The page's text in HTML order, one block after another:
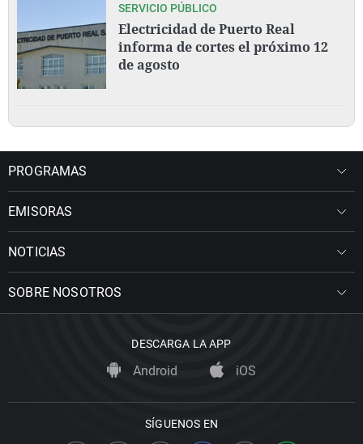
SERVICIO PÚBLICO
Electricidad de Puerto Real
informa de cortes el próximo 12
de agosto
PROGRAMAS
EMISORAS
NOTICIAS
SOBRE NOSOTROS
DESCARGA LA APP
Android iOS
SÍGUENOS EN